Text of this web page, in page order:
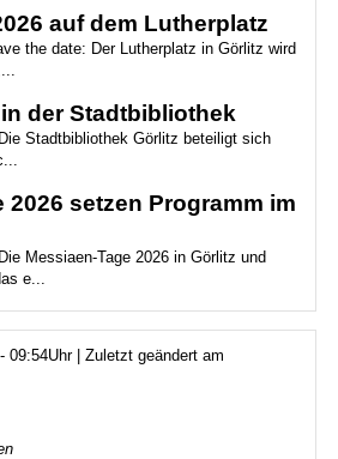
auf dem Lutherplatz
the date: Der Lutherplatz in Görlitz wird
der Stadtbibliothek
Stadtbibliothek Görlitz beteiligt sich
2026 setzen Programm im
Messiaen-Tage 2026 in Görlitz und
e...
09:54Uhr | Zuletzt geändert am